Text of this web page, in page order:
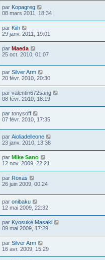
par Kopagreg
08 mars 2011, 18:34
par Kiih
29 janv. 2011, 19:01
par Maeda
25 oct. 2010, 01:07
par Silver Arm
20 févr. 2010, 20:30
par valentin672sang
08 févr. 2010, 18:19
par tonysoff
07 févr. 2010, 17:35
par Aioliadelleone
23 janv. 2010, 13:38
par Mike Sano
12 nov. 2009, 22:21
par Roxas
26 juin 2009, 00:24
par onibaku
12 mai 2009, 22:32
par Kyosuké Masaki
09 mai 2009, 17:29
par Silver Arm
16 avr. 2009, 15:29